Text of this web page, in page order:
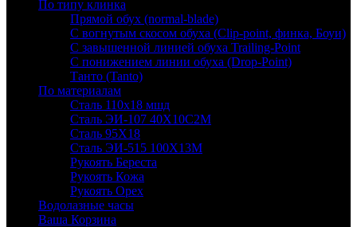
По типу клинка
Прямой обух (normal-blade)
С вогнутым скосом обуха (Clip-point, финка, Боуи)
С завышенной линией обуха Trailing-Point
С понижением линии обуха (Drop-Point)
Танто (Tanto)
По материалам
Сталь 110х18 мшд
Сталь ЭИ-107 40Х10С2М
Сталь 95Х18
Сталь ЭИ-515 100Х13М
Рукоять Береста
Рукоять Кожа
Рукоять Орех
Водолазные часы
Ваша Корзина